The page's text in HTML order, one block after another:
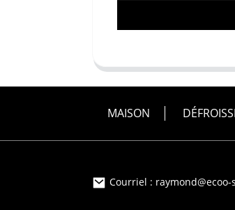
MAISON
Courriel : raymond@ecoo-